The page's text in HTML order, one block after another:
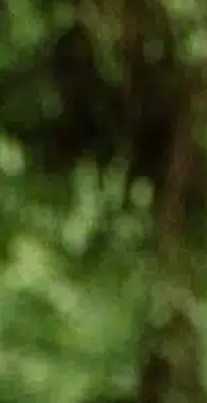
und
ihren
Dieses
in der
etwas nicht in